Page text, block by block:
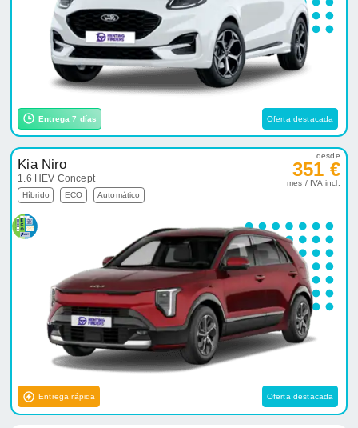
Entrega 7 días Oferta destacada
Kia Niro
1.6 HEV Concept
Híbrido ECO Automático
desde
351 €
mes / IVA incl.
Entrega rápida Oferta destacada